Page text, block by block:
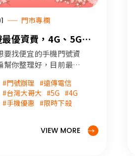
門市專欄
優資費，4G、5G上
這篇
要找便宜的手機門號資
幫你整理好，目前最低
，直接看這篇。
便宜手機資費 #4G #5G
資費
#門號辦理 #遠傳電信
#台灣大哥大 #5G #4G
#手機優惠 #限時下殺
VIEW MORE